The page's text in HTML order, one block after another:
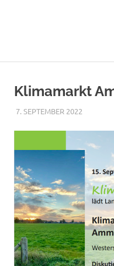
Nord-
West
e.
V.
Klimamarkt
7. SEPTEMBER 2022